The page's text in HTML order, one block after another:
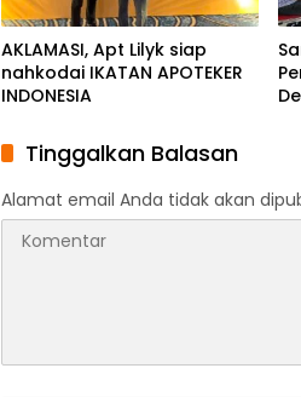
AKLAMASI, ​Apt Lilyk siap
nahkodai IKATAN APOTEKER
INDONESIA
Tinggalkan Balasan
Alamat email Anda tidak akan